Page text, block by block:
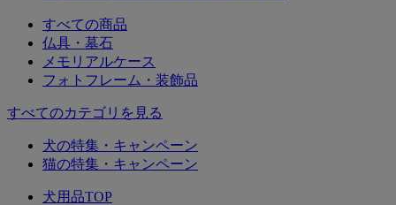
すべての商品
仏具・墓石
メモリアルケース
フォトフレーム・装飾品
すべてのカテゴリを見る
犬の特集・キャンペーン
猫の特集・キャンペーン
犬用品TOP